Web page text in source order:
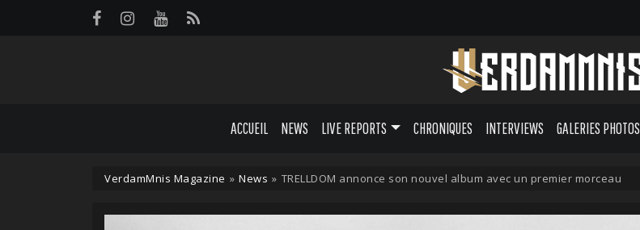
ACCUEIL NEWS LIVE REPORTS CHRONIQUES INTERVIEWS GALERIES PHOTOS
VerdamMnis Magazine » News » TRELLDOM annonce son nouvel album avec un premier morceau
Panneau de gestion des cookies